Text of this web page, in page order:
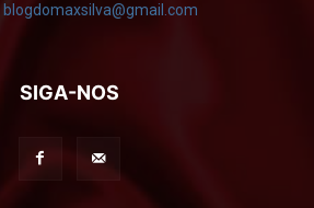
blogdomaxsilva@gmail.com
SIGA-NOS